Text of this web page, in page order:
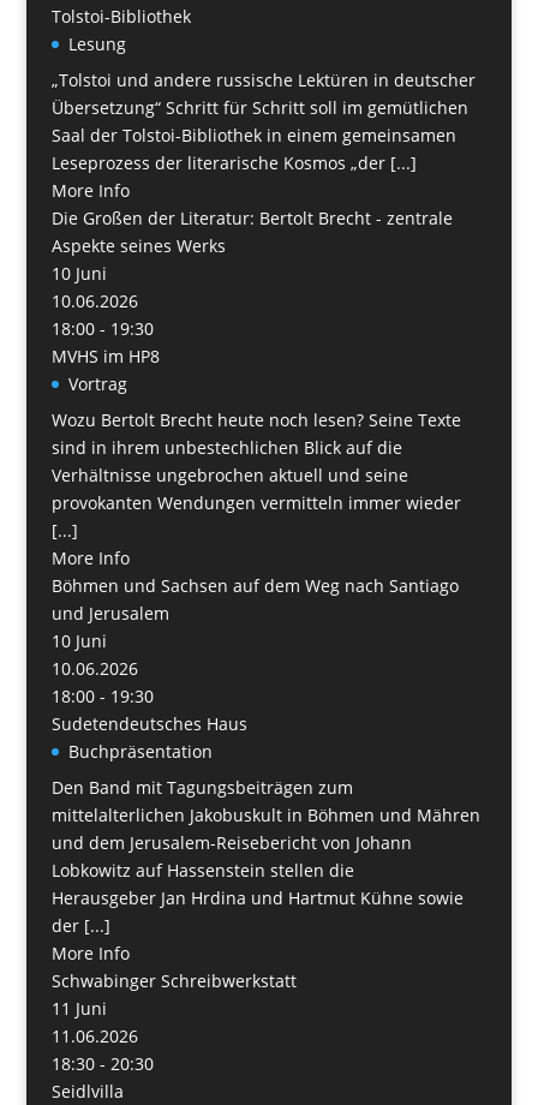
Tolstoi-Bibliothek
Lesung
„Tolstoi und andere russische Lektüren in deutscher
Übersetzung“ Schritt für Schritt soll im gemütlichen
Saal der Tolstoi-Bibliothek in einem gemeinsamen
Leseprozess der literarische Kosmos „der [...]
More Info
Die Großen der Literatur: Bertolt Brecht - zentrale
Aspekte seines Werks
10 Juni
10.06.2026
18:00 - 19:30
MVHS im HP8
Vortrag
Wozu Bertolt Brecht heute noch lesen? Seine Texte
sind in ihrem unbestechlichen Blick auf die
Verhältnisse ungebrochen aktuell und seine
provokanten Wendungen vermitteln immer wieder
[...]
More Info
Böhmen und Sachsen auf dem Weg nach San­tiago
und Jerusalem
10 Juni
10.06.2026
18:00 - 19:30
Sudetendeutsches Haus
Buchpräsentation
Den Band mit Tagungsbeiträgen zum
mittelalterlichen Jakobuskult in Böhmen und Mähren
und dem Jerusalem-Reisebericht von Johann
Lobkowitz auf Hassenstein stellen die
Herausgeber Jan Hrdina und Hartmut Kühne sowie
der [...]
More Info
Schwabinger Schreibwerkstatt
11 Juni
11.06.2026
18:30 - 20:30
Seidlvilla